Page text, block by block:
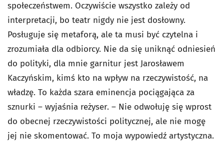
społeczeństwem. Oczywiście wszystko zależy od
interpretacji, bo teatr nigdy nie jest dosłowny.
Posługuje się metaforą, ale ta musi być czytelna i
zrozumiała dla odbiorcy. Nie da się uniknąć odniesień
do polityki, dla mnie garnitur jest Jarosławem
Kaczyńskim, kimś kto na wpływ na rzeczywistość, na
władzę. To każda szara eminencja pociągająca za
sznurki – wyjaśnia reżyser. – Nie odwołuję się wprost
do obecnej rzeczywistości politycznej, ale nie mogę
jej nie skomentować. To moja wypowiedź artystyczna.